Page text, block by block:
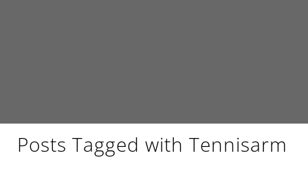
Posts Tagged with Tennisarm